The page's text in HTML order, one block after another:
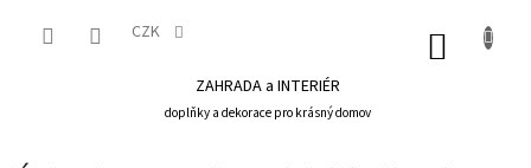
CZK
ZAHRADA a INTERIÉR
doplňky a dekorace pro krásný domov